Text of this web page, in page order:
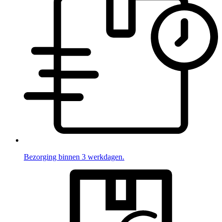
Bezorging binnen 3 werkdagen.